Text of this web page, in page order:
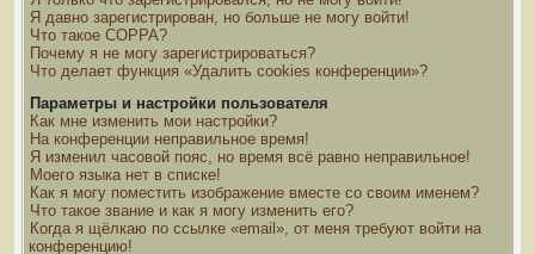
Я давно зарегистрирован, но больше не могу войти!
Что такое COPPA?
Почему я не могу зарегистрироваться?
Что делает функция «Удалить cookies конференции»?
Параметры и настройки пользователя
Как мне изменить мои настройки?
На конференции неправильное время!
Я изменил часовой пояс, но время всё равно неправильное!
Моего языка нет в списке!
Как я могу поместить изображение вместе со своим именем?
Что такое звание и как я могу изменить его?
Когда я щёлкаю по ссылке «email», от меня требуют войти на
конференцию!